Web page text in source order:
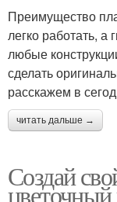
Преимущество
легко работать, а
любые
сделать
расскажем в
читать дальше →
Создай
цветочный